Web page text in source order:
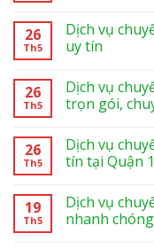
26
Th5
Dịch vụ
uy tín
26
Th5
Dịch vụ
trọn gói,
26
Th5
Dịch vụ
tín tại Quận 1
19
Th5
Dịch vụ
nhanh